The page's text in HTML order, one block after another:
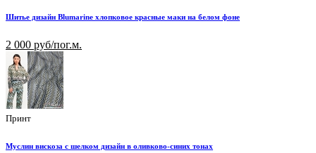
Шитье дизайн Blumarine хлопковое красные маки на белом фоне
2 000 руб/пог.м.
Принт
Муслин вискоза с шелком дизайн в оливково-синих тонах